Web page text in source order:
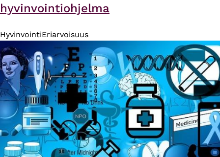
hyvinvointiohjelma
HyvinvointiEriarvoisuus